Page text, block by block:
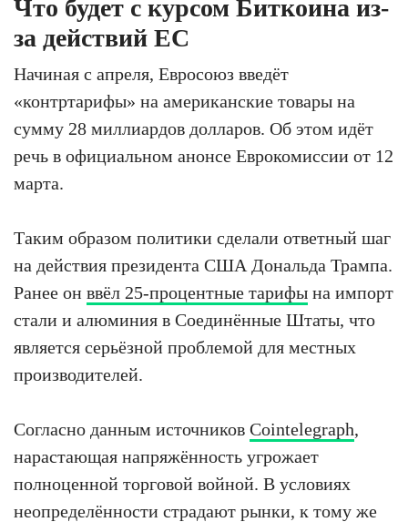
Что будет с курсом Биткоина из-
за действий ЕС
Начиная с апреля, Евросоюз введёт
«контртарифы» на американские товары на
сумму 28 миллиардов долларов. Об этом идёт
речь в официальном анонсе Еврокомиссии от 12
марта.
Таким образом политики сделали ответный шаг
на действия президента США Дональда Трампа.
Ранее он ввёл 25-процентные тарифы на импорт
стали и алюминия в Соединённые Штаты, что
является серьёзной проблемой для местных
производителей.
Согласно данным источников Cointelegraph,
нарастающая напряжённость угрожает
полноценной торговой войной. В условиях
неопределённости страдают рынки, к тому же